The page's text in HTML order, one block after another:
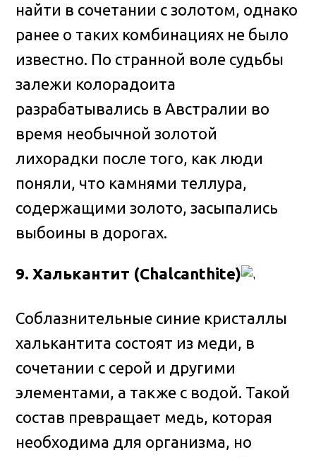
найти в сочетании с золотом, однако
ранее о таких комбинациях не было
известно. По странной воле судьбы
залежи колорадоита
разрабатывались в Австралии во
время необычной золотой
лихорадки после того, как люди
поняли, что камнями теллура,
содержащими золото, засыпались
выбоины в дорогах.
9. Халькантит (Chalcanthite)
Соблазнительные синие кристаллы
халькантита состоят из меди, в
сочетании с серой и другими
элементами, а также с водой. Такой
состав превращает медь, которая
необходима для организма, но